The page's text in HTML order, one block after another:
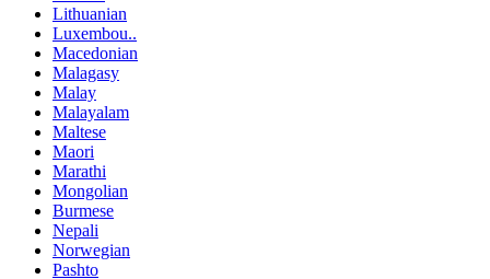
Lithuanian
Luxembou..
Macedonian
Malagasy
Malay
Malayalam
Maltese
Maori
Marathi
Mongolian
Burmese
Nepali
Norwegian
Pashto